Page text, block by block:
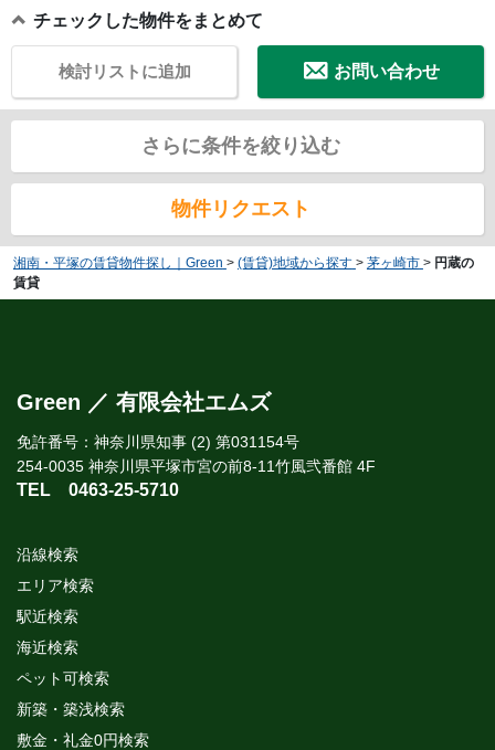
チェックした物件をまとめて
お問い合わせ
検討リストに追加
さらに条件を絞り込む
物件リクエスト
湘南・平塚の賃貸物件探し｜Green > (賃貸)地域から探す > 茅ヶ崎市 > 円蔵の
賃貸
Green ／ 有限会社エムズ
免許番号：神奈川県知事 (2) 第031154号
254-0035 神奈川県平塚市宮の前8-11竹風弐番館 4F
TEL 0463-25-5710
沿線検索
エリア検索
駅近検索
海近検索
ペット可検索
新築・築浅検索
敷金・礼金0円検索